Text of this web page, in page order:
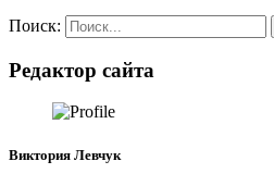
Поиск:
Редактор сайта
Виктория Левчук